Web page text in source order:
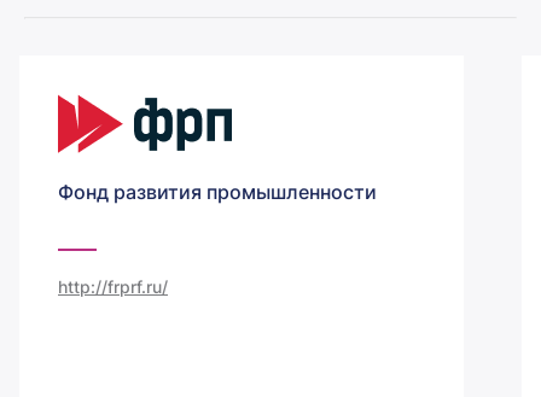
Фонд развития промышленности
http://frprf.ru/